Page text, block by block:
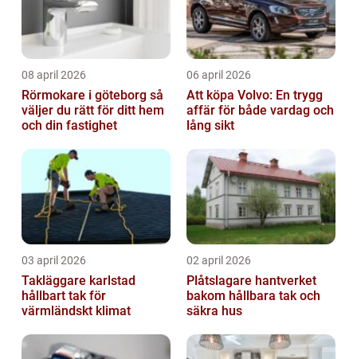
08 april 2026
Rörmokare i göteborg så
väljer du rätt för ditt hem
och din fastighet
06 april 2026
Att köpa Volvo: En trygg
affär för både vardag och
lång sikt
03 april 2026
Takläggare karlstad
hållbart tak för
värmländskt klimat
02 april 2026
Plåtslagare hantverket
bakom hållbara tak och
säkra hus